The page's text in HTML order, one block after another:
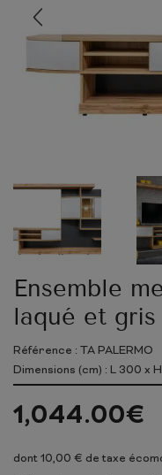
Ensemble
laqué et
Référence : TA PALERMO
Dimensions (cm) : L 300 x H
1,044.00€
dont 10,00 € de taxe